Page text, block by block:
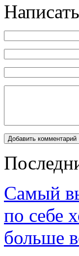
Самый
по себе
больше